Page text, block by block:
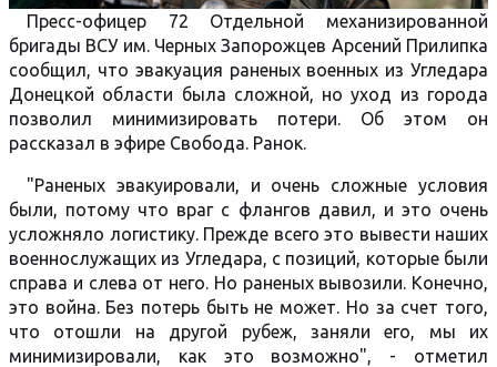
Пресс-офицер 72 Отдельной механизированной
бригады ВСУ им. Черных Запорожцев Арсений Прилипка
сообщил, что эвакуация раненых военных из Угледара
Донецкой области была сложной, но уход из города
позволил минимизировать потери. Об этом он
рассказал в эфире Свобода. Ранок.
"Раненых эвакуировали, и очень сложные условия
были, потому что враг с флангов давил, и это очень
усложняло логистику. Прежде всего это вывести наших
военнослужащих из Угледара, с позиций, которые были
справа и слева от него. Но раненых вывозили. Конечно,
это война. Без потерь быть не может. Но за счет того,
что отошли на другой рубеж, заняли его, мы их
минимизировали, как это возможно", - отметил